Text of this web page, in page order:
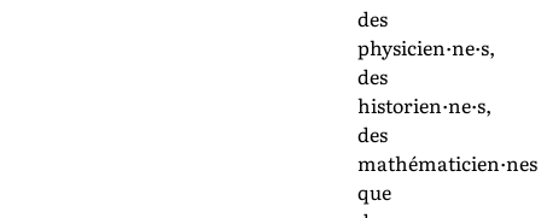
des
physicien·ne·s,
des
historien·ne·s,
des
mathématicien·nes
que